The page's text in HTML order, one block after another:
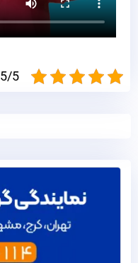
5/5 (1 امتیاز)